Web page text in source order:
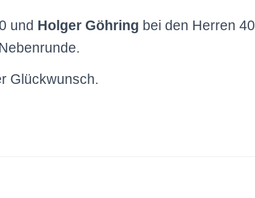
und Holger Göhring bei den Herren 40
Glückwunsch.